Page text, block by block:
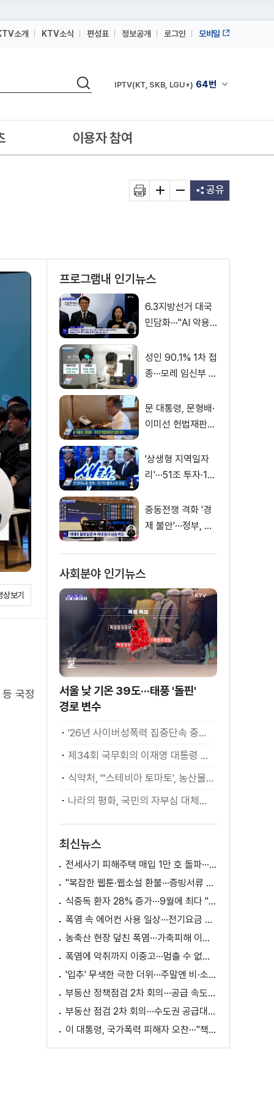
소개 KTV소식 편성표 정보공개 로그인 모바일
검색 채널안내 펼쳐
IPTV(KT, SKB, LGU+) 64번
IPTV(KT, SKB, LGU+)
이용자 참여
공유
보기
국정
프로그램내 인기뉴스
6.3지방선거 대국
민담화···"AI 악용
성인 90.1% 1차 접
종···모레 임신부 사
문 대통령, 문형배·
이미선 헌법재판관
'상생형 지역일자
리'···51조 투자·13
중동전쟁 격화 '경
제 불안'···정부, 금
소화
사회분야 인기뉴스
서울 낮 기온 39도···태풍 '돌핀'
경로 변수
'26년 사이버성폭력 집중단속 중간성과 발표···향후 추진계획은?
제34회 국무회의 이재명 대통령 모두발언
식약처, "'스테비아 토마토', 농산물 아닌 가공식품"
나라의 평화, 국민의 자부심 대체불가 대한민국 이재명 대통령 모두말씀
최신뉴스
전세사기 피해주택 매입 1만 호 돌파···피해 지원 속도
"복잡한 웹툰·웹소설 환불···증빙서류 요구까지"
식중독 환자 28% 증가···9월에 최다 "입추 방심 금물"
폭염 속 에어컨 사용 일상···전기요금 줄이려면?
농축산 현장 덮친 폭염···가축피해 이틀 새 28만 마리↑
폭염에 악취까지 이중고···멈출 수 없는 필수노동
'입추' 무색한 극한 더위···주말엔 비·소나기
부동산 정책점검 2차 회의···공급 속도전 본격화하나
부동산 점검 2차 회의···수도권 공급대책 논의
이 대통령, 국가폭력 피해자 오찬···"책임지고 치유"